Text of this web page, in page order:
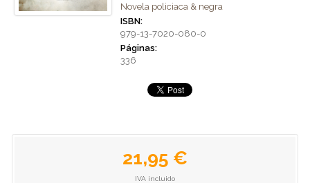
Novela policiaca & negra
ISBN:
979-13-7020-080-0
Páginas:
336
21,95 €
IVA incluido